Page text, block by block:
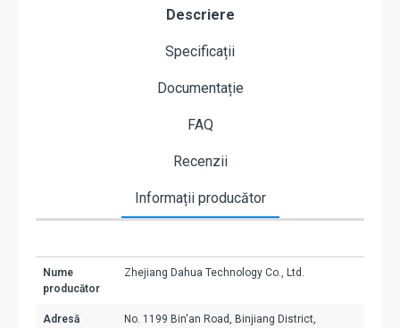
Descriere
Specificații
Documentație
FAQ
Recenzii
Informații producător
Nume
producător
Zhejiang Dahua Technology Co., Ltd.
Adresă
No. 1199 Bin'an Road, Binjiang District,